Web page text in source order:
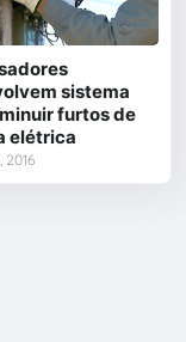
sistema
furtos de
elétrica
2016